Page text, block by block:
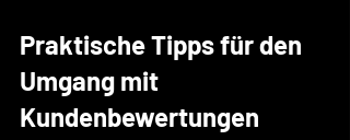
Praktische Tipps für den
Umgang mit
Kundenbewertungen